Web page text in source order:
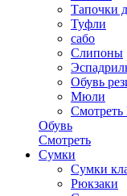
Тапочки
Туфли
сабо
Слипоны
Обувь
Мюли
Смотреть
Обувь
Смотреть
Сумки
Сумки
Рюкзаки